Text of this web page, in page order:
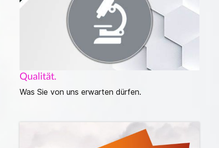
Qualität.
Was Sie von uns erwarten dürfen.